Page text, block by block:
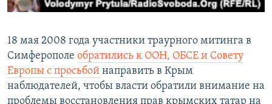
18 мая 2008 года участники траурного митинга в
Симферополе обратились к ООН, ОБСЕ и Совету
Европы с просьбой направить в Крым
наблюдателей, чтобы власти обратили внимание на
проблемы восстановления прав крымских татар на